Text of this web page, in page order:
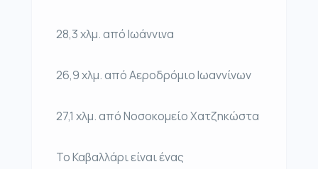
28,3 χλμ. από Ιωάννινα
26,9 χλμ. από Αεροδρόμιο Ιωαννίνων
27,1 χλμ. από Νοσοκομείο Χατζηκώστα
Το Καβαλλάρι είναι ένας